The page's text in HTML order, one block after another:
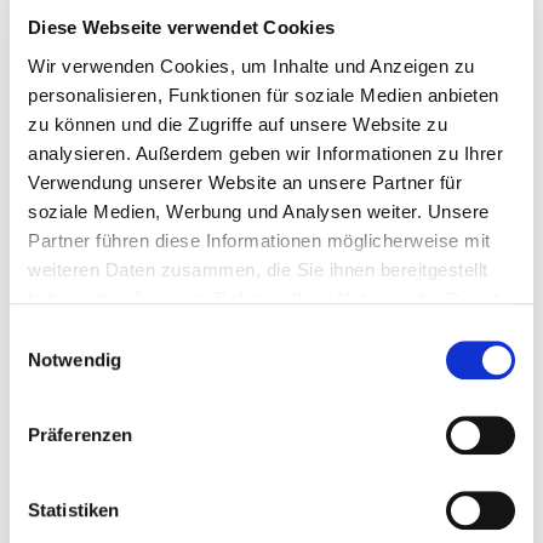
Diese Webseite verwendet Cookies
Wir verwenden Cookies, um Inhalte und Anzeigen zu
personalisieren, Funktionen für soziale Medien anbieten
zu können und die Zugriffe auf unsere Website zu
analysieren. Außerdem geben wir Informationen zu Ihrer
Verwendung unserer Website an unsere Partner für
soziale Medien, Werbung und Analysen weiter. Unsere
Partner führen diese Informationen möglicherweise mit
weiteren Daten zusammen, die Sie ihnen bereitgestellt
Notwendig
Präferenzen
Statistiken
BITTE WÄHLEN SIE EINE
KUNDENGRUPPE AUS:
Kundengruppe, damit wir passende
MASCOT® UNIQUE MAINZ
ARBEITSJACKE
Art.-Nr.:
99904301000008071135
Preis ab 95,14 €
Hersteller Artikel-Nr.:
12009-203
MASCOT® UNIQUE FULDA
ARBEITSJACKE
Art.-Nr.:
99904300110008515135
Preis ab 83,24 €
Hersteller Artikel-Nr.:
12209-442
MASCOT® FOOD & CARE